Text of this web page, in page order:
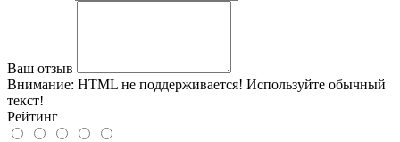
Ваш отзыв
Внимание: HTML не поддерживается! Используйте обычный
текст!
Рейтинг